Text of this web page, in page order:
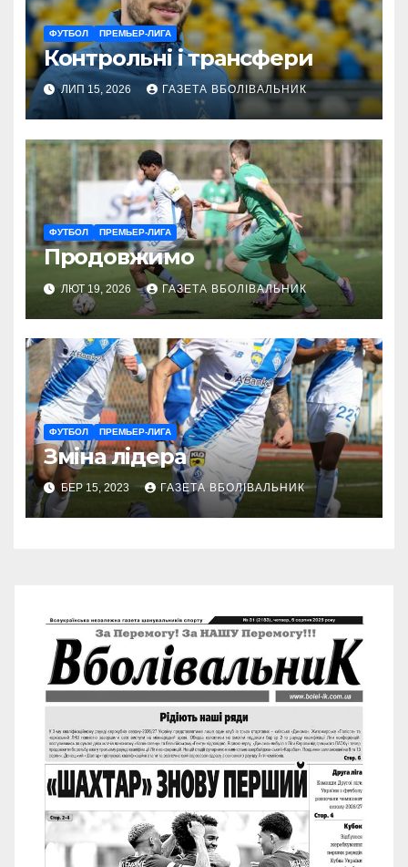
ФУТБОЛ ПРЕМЬЕР-ЛИГА
Контрольні і трансфери
ЛИП 15, 2026 ГАЗЕТА ВБОЛІВАЛЬНИК
ФУТБОЛ ПРЕМЬЕР-ЛИГА
Продовжимо
ЛЮТ 19, 2026 ГАЗЕТА ВБОЛІВАЛЬНИК
ФУТБОЛ ПРЕМЬЕР-ЛИГА
Зміна лідера
БЕР 15, 2023 ГАЗЕТА ВБОЛІВАЛЬНИК